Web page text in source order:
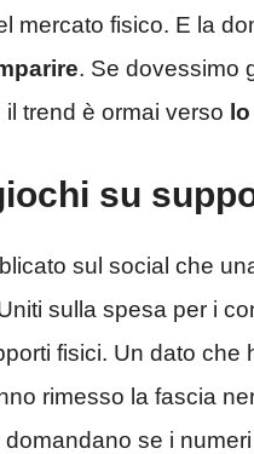
mercato fisico. E la
. Se dovessimo
trend è ormai verso
su
sul social che
sulla spesa per i
fisici. Un dato che
rimesso la fascia
se i